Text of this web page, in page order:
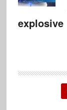
explosive